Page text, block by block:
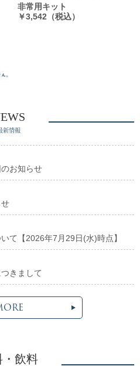
非常用キット
￥3,542（税込）
新情報
のお知らせ
て【2026年7月29日(水)時点】
きまして
・飲料